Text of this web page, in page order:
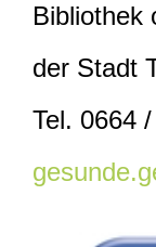
Bibliothek
der Stadt
Tel. 0664